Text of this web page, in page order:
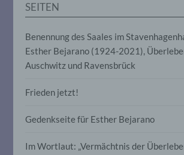
SEITEN
Benennung des Saales im
Esther Bejarano (1924-2021),
Auschwitz und Ravensbrück
Frieden jetzt!
Gedenkseite für Esther Bejarano
Im Wortlaut: „Vermächtnis der
Person beziehen, zu
insbesondere, um Aspekte
Arbeitsleistung,
Gesundheit, persönlicher
Aufenthaltsort oder
natürlichen Person zu
f) Pseudonymisierung